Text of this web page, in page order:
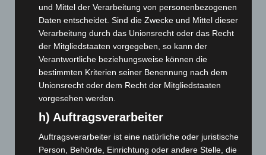
Dezember 2025(103)
November 2025(114)
Oktober 2025(112)
September 2025(93)
August 2025(90)
Juli 2025(90)
Juni 2025(103)
April 2025(88)
und Mittel der Verarbeitung von personenbezogenen
Daten entscheidet. Sind die Zwecke und Mittel dieser
Verarbeitung durch das Unionsrecht oder das Recht
der Mitgliedstaaten vorgegeben, so kann der
Verantwortliche beziehungsweise können die
bestimmten Kriterien seiner Benennung nach dem
Unionsrecht oder dem Recht der Mitgliedstaaten
vorgesehen werden.
h) Auftragsverarbeiter
Auftragsverarbeiter ist eine natürliche oder juristische
Person, Behörde, Einrichtung oder andere Stelle, die